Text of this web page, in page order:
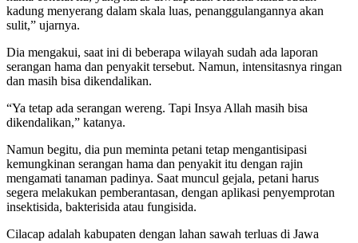
kadung menyerang dalam skala luas, penanggulangannya akan
sulit,” ujarnya.
Dia mengakui, saat ini di beberapa wilayah sudah ada laporan
serangan hama dan penyakit tersebut. Namun, intensitasnya ringan
dan masih bisa dikendalikan.
“Ya tetap ada serangan wereng. Tapi Insya Allah masih bisa
dikendalikan,” katanya.
Namun begitu, dia pun meminta petani tetap mengantisipasi
kemungkinan serangan hama dan penyakit itu dengan rajin
mengamati tanaman padinya. Saat muncul gejala, petani harus
segera melakukan pemberantasan, dengan aplikasi penyemprotan
insektisida, bakterisida atau fungisida.
Cilacap adalah kabupaten dengan lahan sawah terluas di Jawa